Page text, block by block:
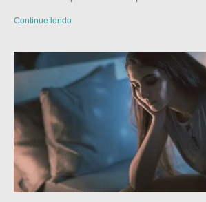
Continue lendo